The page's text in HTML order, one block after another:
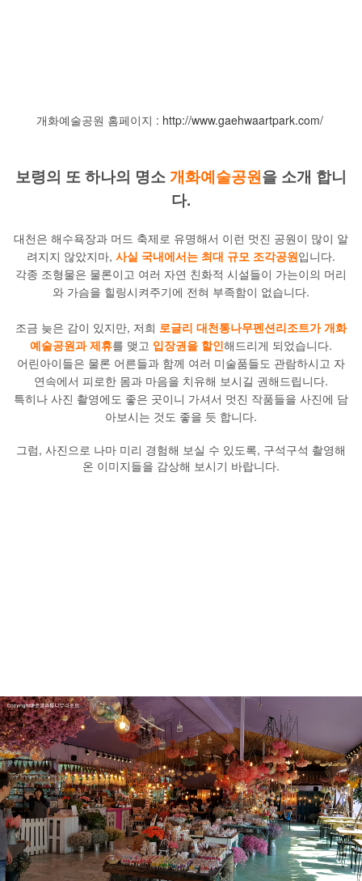
개화예술공원 홈페이지 : http://www.gaehwaartpark.com/
보령의 또 하나의 명소개화예술공원을 소개 합니
다.
대천은 해수욕장과 머드 축제로 유명해서 이런 멋진 공원이 많이 알
려지지 않았지마, 사실 국내에서는 최대 규모 조각공원입니다.
각종 조형물은 물론이고 여러 자연 친화적 시설들이 가는이의 머리
와 가슴을 힐링시켜주기에 전혀 부족함이 없습니다.
조금 늦은 감이 있지만, 저희 로글리 대천통나무펜션리조트가 개화
예술공원과 제휴를 맺고 입장권을 할인해드리게 되었습니다.
어린아이들은 물론 어른들과 함께 여러 미술품들도 관람하시고 자
연속에서 피로한 몸과 마음을 치유해 보시길 권해드립니다.
특히나 사진 촬영에도 좋은 곳이니 가셔서 멋진 작품들을 사진에 담
아보시는 것도 좋을 듯 합니다.
그럼, 사진으로 나마 미리 경험해 보실 수 있도록, 구석구석 촬영해
온 이미지들을 감상해 보시기 바랍니다.